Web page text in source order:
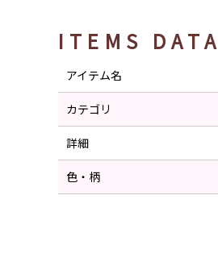
ITEMS DATA
アイテム名
カテゴリ
詳細
色・柄